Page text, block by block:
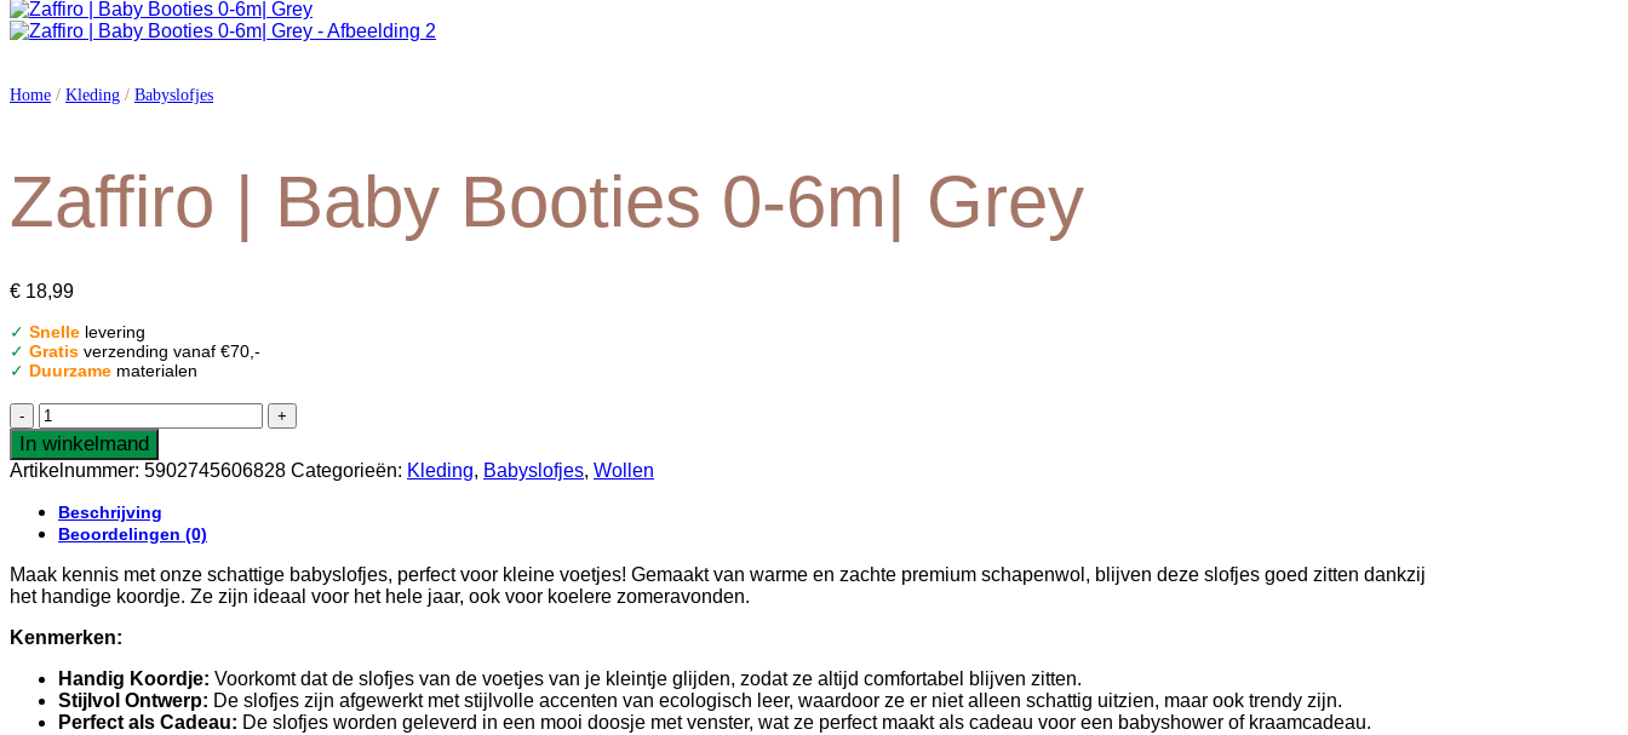
Home / Kleding / Babyslofjes
Zaffiro | Baby Booties 0-6m| Grey
€ 18,99
✓ Snelle levering
✓ Gratis verzending vanaf €70,-
✓ Duurzame materialen
Zaffiro
|
Baby
Booties
6m|
Grey
aantal
In winkelmand
Artikelnummer: 5902745606828 Categorieën: Kleding, Babyslofjes, Wollen
Beschrijving
Beoordelingen (0)
Maak kennis met onze schattige babyslofjes, perfect voor kleine voetjes! Gemaakt van warme en zachte premium schapenwol, blijven deze slofjes goed zitten dankzij
het handige koordje. Ze zijn ideaal voor het hele jaar, ook voor koelere zomeravonden.
Kenmerken:
Handig Koordje: Voorkomt dat de slofjes van de voetjes van je kleintje glijden, zodat ze altijd comfortabel blijven zitten.
Stijlvol Ontwerp: De slofjes zijn afgewerkt met stijlvolle accenten van ecologisch leer, waardoor ze er niet alleen schattig uitzien, maar ook trendy zijn.
Perfect als Cadeau: De slofjes worden geleverd in een mooi doosje met venster, wat ze perfect maakt als cadeau voor een babyshower of kraamcadeau.